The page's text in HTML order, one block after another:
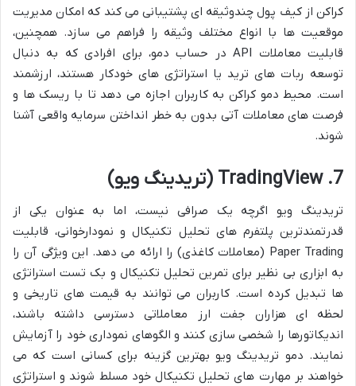
کراکن از کیف پول چندوثیقه ای پشتیبانی می کند که امکان مدیریت
موقعیت ها با انواع مختلف وثیقه را فراهم می سازد. همچنین،
قابلیت معاملات API در حساب دمو، برای افرادی که به دنبال
توسعه ربات های ترید یا استراتژی های خودکار هستند، ارزشمند
است. محیط دمو کراکن به کاربران اجازه می دهد تا با ریسک ها و
فرصت های معاملات آتی بدون به خطر انداختن سرمایه واقعی آشنا
شوند.
7. TradingView (تریدینگ ویو)
تریدینگ ویو اگرچه یک صرافی نیست، اما به عنوان یکی از
قدرتمندترین پلتفرم های تحلیل تکنیکال و نمودارخوانی، قابلیت
Paper Trading (معاملات کاغذی) را ارائه می دهد. این ویژگی آن را
به ابزاری بی نظیر برای تمرین تحلیل تکنیکال و بک تست استراتژی
ها تبدیل کرده است. کاربران می توانند به قیمت های تاریخی و
لحظه ای هزاران جفت ارز معاملاتی دسترسی داشته باشند،
اندیکاتورها را شخصی سازی کنند و الگوهای نموداری خود را آزمایش
نمایند. دمو تریدینگ ویو بهترین گزینه برای کسانی است که می
خواهند بر مهارت های تحلیل تکنیکال خود مسلط شوند و استراتژی